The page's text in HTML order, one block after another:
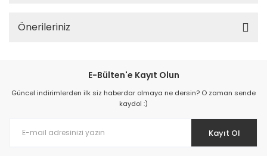
Önerileriniz
E-Bülten'e Kayıt Olun
Güncel indirimlerden ilk siz haberdar olmaya ne dersin? O zaman sende
kaydol :)
Kayıt Ol